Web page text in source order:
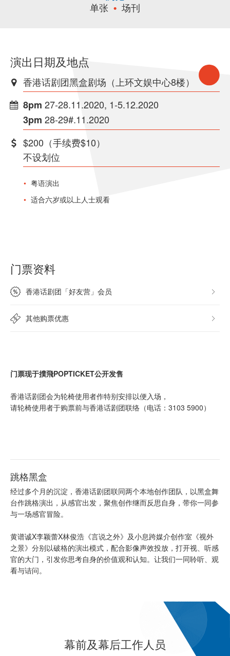
单张
场刊
演出日期及地点
香港话剧团黑盒剧场（上环文娱中心8楼）
8pm 27-28.11.2020, 1-5.12.2020
3pm 28-29#.11.2020
$200（手续费$10）
不设划位
粤语演出
适合六岁或以上人士观看
门票资料
香港话剧团「好友营」会员
其他购票优惠
门票现于撲飛POPTICKET公开发售
香港话剧团会为轮椅使用者作特别安排以便入场，
请轮椅使用者于购票前与香港话剧团联络（电话：3103 5900）
跳格黑盒
经过多个月的沉淀，香港话剧团联同两个本地创作团队，以黑盒舞
台作跳格演出，从感官出发，聚焦创作继而反思自身，带你一同参
与一场感官冒险。
黄谱诚X李颖蕾X林俊浩《言说之外》及小息跨媒介创作室《视外
之景》分别以破格的演出模式，配合影像声效投放，打开视、听感
官的大门，引发你思考自身的价值观和认知。让我们一同聆听、观
看与诘问。
幕前及幕后工作人员